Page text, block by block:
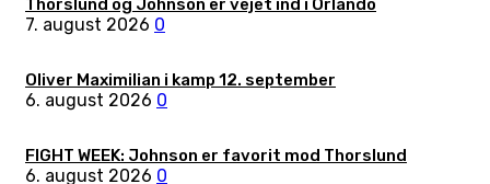
Thorslund og Johnson er vejet ind i Orlando
7. august 2026 0
Oliver Maximilian i kamp 12. september
6. august 2026 0
FIGHT WEEK: Johnson er favorit mod Thorslund
6. august 2026 0